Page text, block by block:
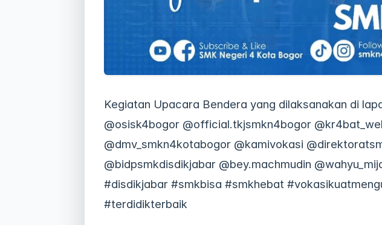
Kegiatan Upacara Bendera yang dilaksanakan di
@osisk4bogor @official.tkjsmkn4bogor
@dmv_smkn4kotabogor @kamivokasi
@bidpsmkdisdikjabar @bey.machmudin
#disdikjabar #smkbisa #smkhebat
#terdidikterbaik